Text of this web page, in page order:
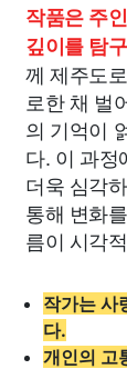
작품은 주
깊이를 탐
께 제주도
로한 채 벌
의 기억이
다. 이 과정
더욱 심각
통해 변화
름이 시각
작가는 사
다.
개인의 고